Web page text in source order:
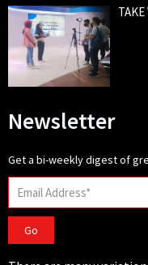
TAKE
Newsletter
Get a bi-weekly digest of
Go